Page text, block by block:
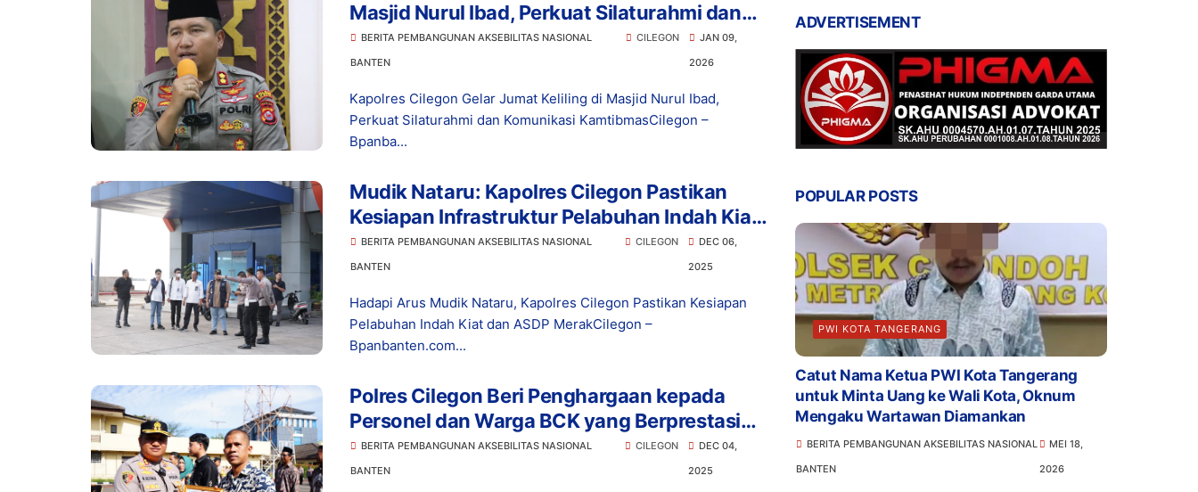
Masjid Nurul Ibad, Perkuat Silaturahmi dan
Komunikasi Kamtibmas
BERITA PEMBANGUNAN AKSEBILITAS NASIONAL
BANTEN
CILEGON
JAN 09,
2026
Kapolres Cilegon Gelar Jumat Keliling di Masjid Nurul Ibad,
Perkuat Silaturahmi dan Komunikasi KamtibmasCilegon –
Bpanba...
Mudik Nataru: Kapolres Cilegon Pastikan
Kesiapan Infrastruktur Pelabuhan Indah Kiat
dan Merak
BERITA PEMBANGUNAN AKSEBILITAS NASIONAL
BANTEN
CILEGON
DEC 06,
2025
Hadapi Arus Mudik Nataru, Kapolres Cilegon Pastikan Kesiapan
Pelabuhan Indah Kiat dan ASDP MerakCilegon –
Bpanbanten.com...
Polres Cilegon Beri Penghargaan kepada
Personel dan Warga BCK yang Berprestasi
dalam Pencarian Orang
BERITA PEMBANGUNAN AKSEBILITAS NASIONAL
BANTEN
CILEGON
DEC 04,
2025
ADVERTISEMENT
POPULAR POSTS
PWI KOTA TANGERANG
Catut Nama Ketua PWI Kota Tangerang
untuk Minta Uang ke Wali Kota, Oknum
Mengaku Wartawan Diamankan
BERITA PEMBANGUNAN AKSEBILITAS NASIONAL
BANTEN
MEI 18,
2026